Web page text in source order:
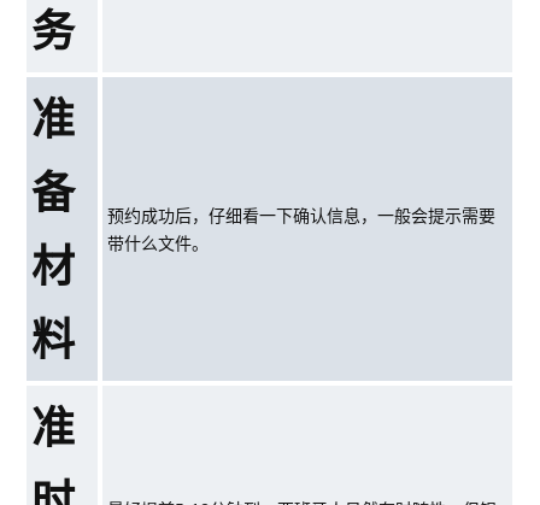
务
准
备
材
料
预约成功后，仔细看一下确认信息，一般会提示需要
带什么文件。
准